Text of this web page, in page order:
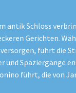
antik Schloss
Gerichten.
führt die
und Spaziergänge
führt, die von